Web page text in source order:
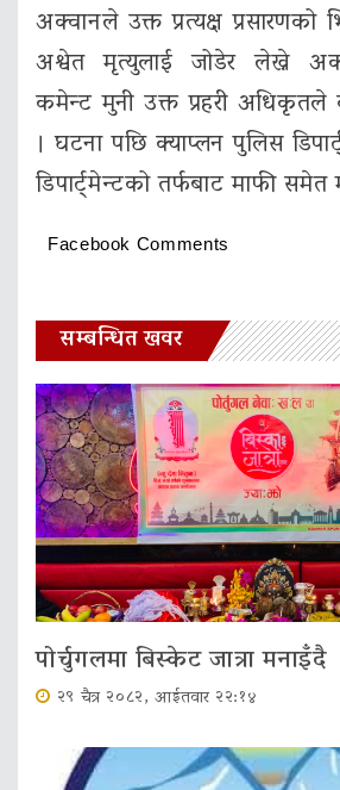
अक्वानले उक्त प्रत्यक्ष प्रसारणको
अश्वेत मृत्‍युलाई जोडेर लेख्ने
कमेन्ट मुनी उक्त प्रहरी
। घटना पछि क्याप्लन पुलिस
डिपार्ट्मेन्टको तर्फबाट माफी
Facebook Comments
सम्बन्धित खवर
पोर्चुगलमा बिस्केट जात्रा मनाइँदै
२९ चैत्र २०८२, आईतवार २२:१४